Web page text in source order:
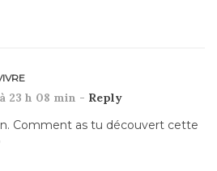
23 h 08 min - Reply
Comment as tu découvert cette